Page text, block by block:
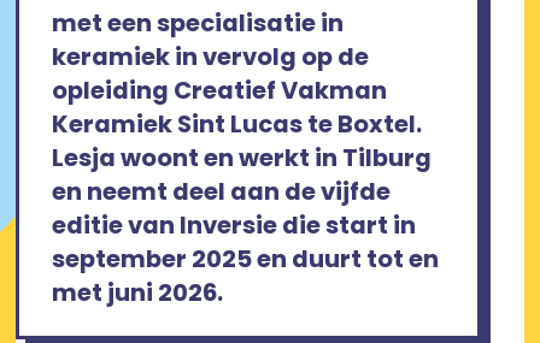
met een specialisatie in
keramiek in vervolg op de
opleiding Creatief Vakman
Keramiek Sint Lucas te Boxtel.
Lesja woont en werkt in Tilburg
en neemt deel aan de vijfde
editie van Inversie die start in
september 2025 en duurt tot en
met juni 2026.